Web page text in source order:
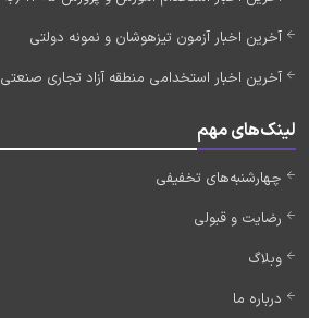
آخرین اخبار آزمون تیزهوشان و نمونه دولتی
آخرین اخبار استخدامی منطقه آزاد تجاری صنعتی 1405
لینک‌های مهم
چهارشنبه‌های تخفیفی
رضایت و قبولی
وبلاگ
درباره ما